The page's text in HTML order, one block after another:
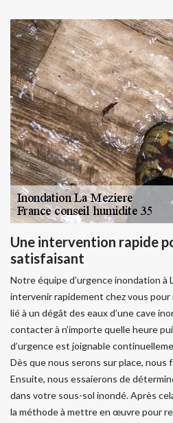
Une intervention rapide
satisfaisant
Notre équipe d’urgence inondation à
intervenir rapidement chez vous
lié à un dégât des eaux d’une cave
contacter à n’importe quelle heure
d’urgence est joignable
Dès que nous serons sur place, nous
Ensuite, nous essaierons de
dans votre sous-sol inondé. Après
la méthode à mettre en œuvre pour